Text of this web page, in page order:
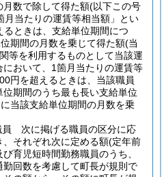
数で除して得た額(以下この号
月当たりの運賃等相当額」とい
ときは、支給単位期間につ
期間の月数を乗じて得た額(当
等を利用するものとして当該運
おいて、1箇月当たりの運賃等
円を超えるときは、当該職員
期間のうち最も長い支給単位
当該支給単位期間の月数を乗
員 次に掲げる職員の区分に応
、それぞれ次に定める額(定年前
育児短時間勤務職員のうち、
回数を考慮して町長が規則で